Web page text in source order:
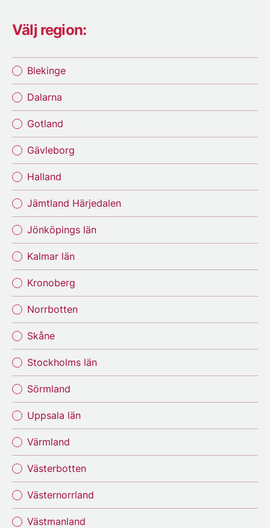
Välj region:
Blekinge
Dalarna
Gotland
Gävleborg
Halland
Jämtland Härjedalen
Jönköpings län
Kalmar län
Kronoberg
Norrbotten
Skåne
Stockholms län
Sörmland
Uppsala län
Värmland
Västerbotten
Västernorrland
Västmanland